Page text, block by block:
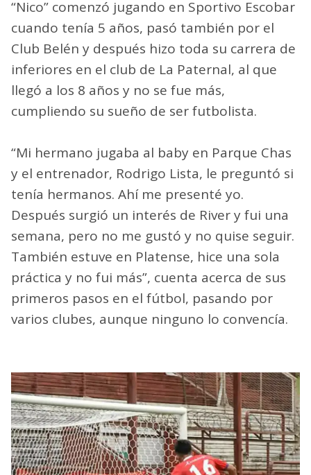
“Nico” comenzó jugando en Sportivo Escobar
cuando tenía 5 años, pasó también por el
Club Belén y después hizo toda su carrera de
inferiores en el club de La Paternal, al que
llegó a los 8 años y no se fue más,
cumpliendo su sueño de ser futbolista.
“Mi hermano jugaba al baby en Parque Chas
y el entrenador, Rodrigo Lista, le preguntó si
tenía hermanos. Ahí me presenté yo.
Después surgió un interés de River y fui una
semana, pero no me gustó y no quise seguir.
También estuve en Platense, hice una sola
práctica y no fui más”, cuenta acerca de sus
primeros pasos en el fútbol, pasando por
varios clubes, aunque ninguno lo convencía.